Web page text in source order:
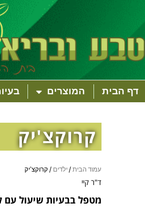
דף הבית המוצרים
קרוקצ'יק
עמוד הבית/ילדים / קרוקצ'יק
ד"ר קיי
מטפל בבעיות שיעול עם